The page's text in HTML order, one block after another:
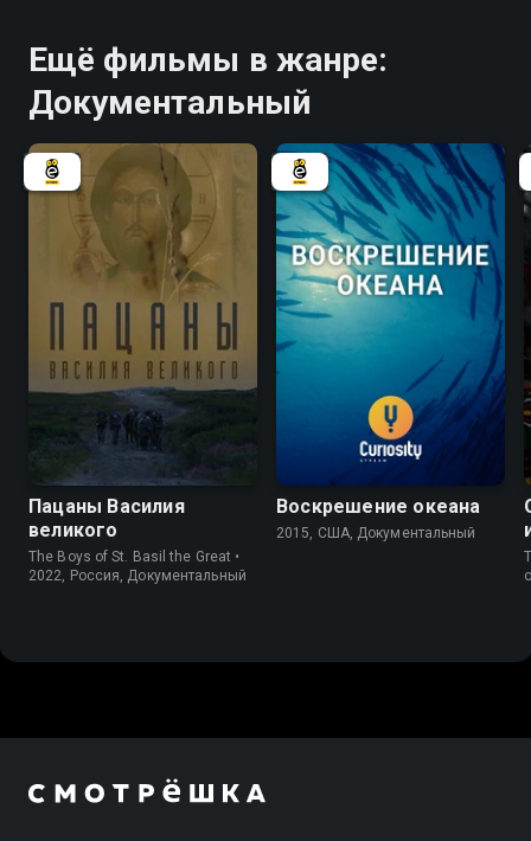
Ещё фильмы в жанре:
Документальный
Пацаны Василия
великого
The Boys of St. Basil the Great •
2022, Россия, Документальный
Воскрешение океана
2015, США, Документальный